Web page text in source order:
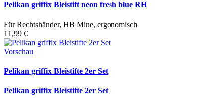
Pelikan griffix Bleistift neon fresh blue RH
Für Rechtshänder, HB Mine, ergonomisch
11,99 €
Vorschau
Pelikan griffix Bleistifte 2er Set
Pelikan griffix Bleistifte 2er Set